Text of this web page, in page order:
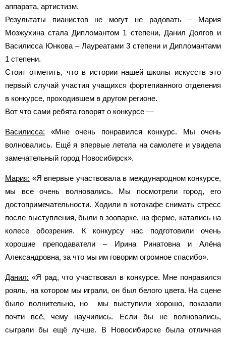
аппарата, артистизм.
Результаты пианистов не могут не радовать – Мария
Мозжухина стала Дипломантом 1 степени, Данил Долгов и
Василисса Юнкова – Лауреатами 3 степени и Дипломантами
1 степени.
Стоит отметить, что в истории нашей школы искусств это
первый случай участия учащихся фортепианного отделения
в конкурсе, проходившем в другом регионе.
Вот что сами ребята говорят о конкурсе —
Василисса: «Мне очень понравился конкурс. Мы очень
волновались. Ещё я впервые летела на самолете и увидела
замечательный город Новосибирск».
Мария: «Я впервые участвовала в международном конкурсе,
мы все очень волновались. Мы посмотрели город, его
достопримечательности. Ходили в котокафе снимать стресс
после выступления, были в зоопарке, на ферме, катались на
колесе обозрения. К конкурсу нас подготовили очень
хорошие преподаватели – Ирина Ринатовна и Алёна
Александровна, за что мы им говорим огромное спасибо».
Данил: «Я рад, что участвовал в конкурсе. Мне понравился
рояль, на котором мы играли, он был белого цвета. На сцене
было волнительно, но мы выступили хорошо, показали
почти всё, чему научились. Если бы не волновались,
сыграли бы ещё лучше. В Новосибирске была отличная